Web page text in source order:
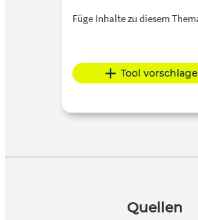
Füge Inhalte zu diesem
Tool
Quellen